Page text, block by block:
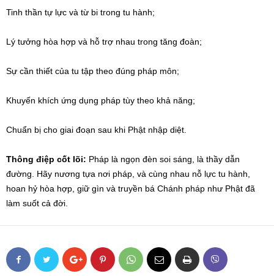
Tinh thần tự lực và từ bi trong tu hành;
Lý tưởng hòa hợp và hỗ trợ nhau trong tăng đoàn;
Sự cần thiết của tu tập theo đúng pháp môn;
Khuyến khích ứng dụng pháp tùy theo khả năng;
Chuẩn bị cho giai đoạn sau khi Phật nhập diệt.
Thông điệp cốt lõi: Pháp là ngọn đèn soi sáng, là thầy dẫn
đường. Hãy nương tựa nơi pháp, và cùng nhau nỗ lực tu hành,
hoan hỷ hòa hợp, giữ gìn và truyền bá Chánh pháp như Phật đã
làm suốt cả đời.